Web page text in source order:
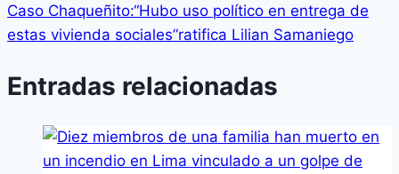
Caso Chaqueñito:“Hubo uso político en entrega de
estas vivienda sociales”ratifica Lilian Samaniego
Entradas relacionadas